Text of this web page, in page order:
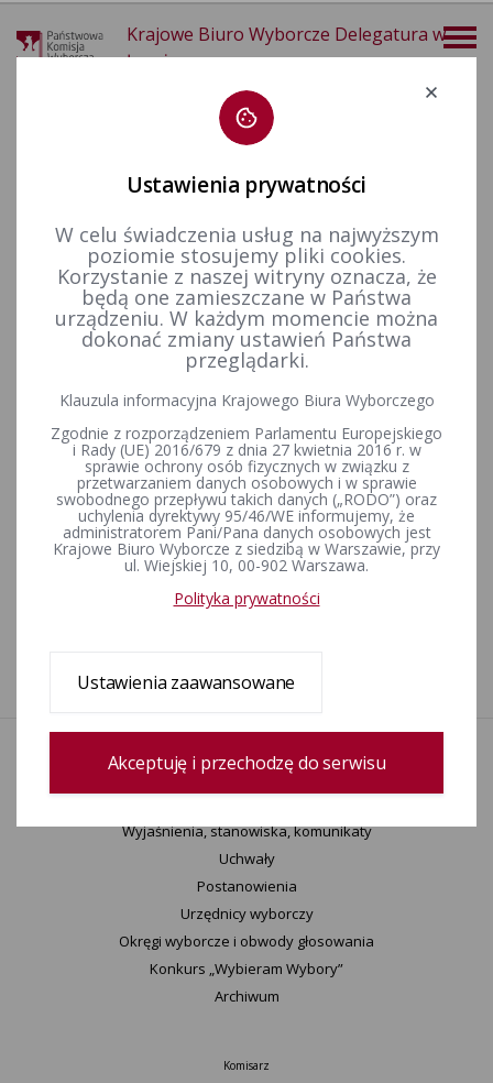
Krajowe Biuro Wyborcze Delegatura w
Łomży
Referenda ogólnokrajowe
Referendum ogólnokrajowe w 2023 r.
Referendum ogólnokrajowe w 2015 r.
Aktualności
Wydarzenia
Wyjaśnienia, stanowiska, komunikaty
Uchwały
Postanowienia
Urzędnicy wyborczy
Okręgi wyborcze i obwody głosowania
Konkurs „Wybieram Wybory”
Archiwum
Komisarz
Ustawienia prywatności
W celu świadczenia usług na najwyższym
poziomie stosujemy pliki cookies.
Korzystanie z naszej witryny oznacza, że
będą one zamieszczane w Państwa
urządzeniu. W każdym momencie można
dokonać zmiany ustawień Państwa
przeglądarki.
Klauzula informacyjna Krajowego Biura Wyborczego
Zgodnie z rozporządzeniem Parlamentu Europejskiego
i Rady (UE) 2016/679 z dnia 27 kwietnia 2016 r. w
sprawie ochrony osób fizycznych w związku z
przetwarzaniem danych osobowych i w sprawie
swobodnego przepływu takich danych („RODO”) oraz
uchylenia dyrektywy 95/46/WE informujemy, że
administratorem Pani/Pana danych osobowych jest
Krajowe Biuro Wyborcze z siedzibą w Warszawie, przy
ul. Wiejskiej 10, 00-902 Warszawa.
Polityka prywatności
Ustawienia zaawansowane
Akceptuję i przechodzę do serwisu